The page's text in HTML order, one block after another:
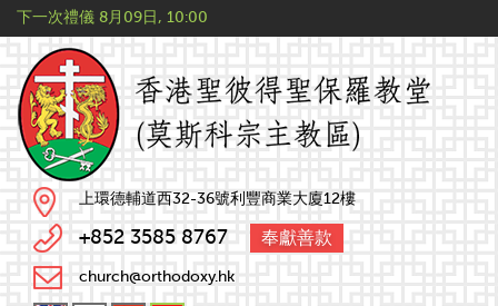
下一次禮儀 8月09日, 10:00
上環德輔道西32-36號利豐商業大廈12樓
+852 3585 8767 奉獻善款
church@orthodoxy.hk